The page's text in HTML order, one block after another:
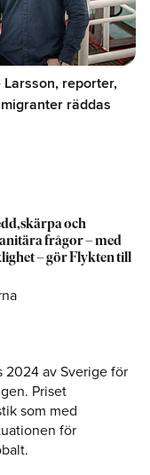
reporter,
räddas
skärpa och
frågor – med
– gör Flykten till
2024 av Sverige för
Priset
som med
för